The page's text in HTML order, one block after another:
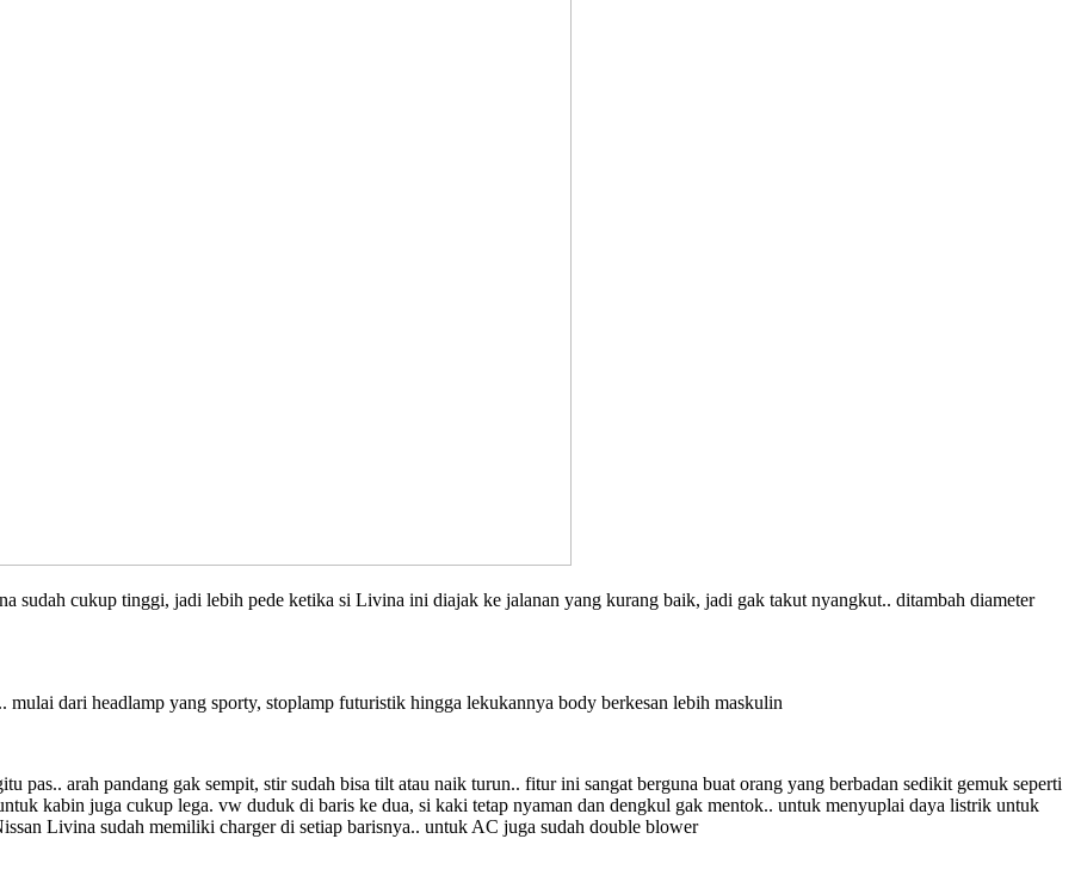
sudah cukup tinggi, jadi lebih pede ketika si Livina ini diajak ke jalanan yang kurang baik, jadi gak takut nyangkut.. ditambah diameter
dari headlamp yang sporty, stoplamp futuristik hingga lekukannya body berkesan lebih maskulin
pas.. arah pandang gak sempit, stir sudah bisa tilt atau naik turun.. fitur ini sangat berguna buat orang yang berbadan sedikit gemuk seperti
kabin juga cukup lega. vw duduk di baris ke dua, si kaki tetap nyaman dan dengkul gak mentok.. untuk menyuplai daya listrik untuk
Livina sudah memiliki charger di setiap barisnya.. untuk AC juga sudah double blower